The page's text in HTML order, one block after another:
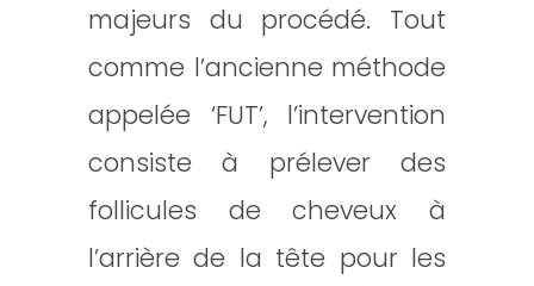
majeurs du procédé. Tout
comme l’ancienne méthode
appelée ‘FUT’, l’intervention
consiste à prélever des
follicules de cheveux à
l’arrière de la tête pour les